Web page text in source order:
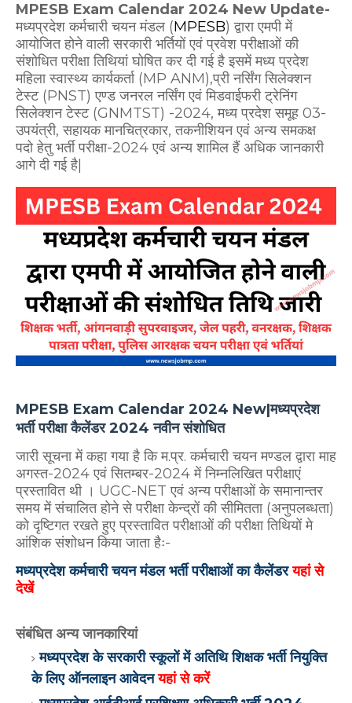
MPESB Exam Calendar 2024 New Update-
मध्यप्रदेश कर्मचारी चयन मंडल (MPESB) द्वारा एमपी में
आयोजित होने वाली सरकारी भर्तियों एवं प्रवेश परीक्षाओं की
संशोधित परीक्षा तिथियां घोषित कर दी गई है इसमें मध्य प्रदेश
महिला स्वास्थ्य कार्यकर्ता (MP ANM),प्री नर्सिंग सिलेक्शन
टेस्ट (PNST) एण्ड जनरल नर्सिंग एवं मिडवाईफरी ट्रेनिंग
सिलेक्शन टेस्ट (GNMTST) -2024, मध्य प्रदेश समूह 03-
उपयंत्री, सहायक मानचित्रकार, तकनीशियन एवं अन्य समकक्ष
पदो हेतु भर्ती परीक्षा-2024 एवं अन्य शामिल हैं अधिक जानकारी
आगे दी गई है|
MPESB Exam Calendar 2024 New|मध्यप्रदेश
भर्ती परीक्षा कैलेंडर 2024 नवीन संशोधित
जारी सूचना में कहा गया है कि म.प्र. कर्मचारी चयन मण्डल द्वारा माह
अगस्त-2024 एवं सितम्बर-2024 में निम्नलिखित परीक्षाएं
प्रस्तावित थी । UGC-NET एवं अन्य परीक्षाओं के समानान्तर
समय में संचालित होने से परीक्षा केन्द्रों की सीमितता (अनुपलब्धता)
को दृष्टिगत रखते हुए प्रस्तावित परीक्षाओं की परीक्षा तिथियों मे
आंशिक संशोधन किया जाता हैः-
मध्यप्रदेश कर्मचारी चयन मंडल भर्ती परीक्षाओं का कैलेंडरयहां से
देखें
संबंधित अन्य जानकारियां
मध्यप्रदेश के सरकारी स्कूलों में अतिथि शिक्षक भर्ती नियुक्ति
के लिए ऑनलाइन आवेदनयहां से करें